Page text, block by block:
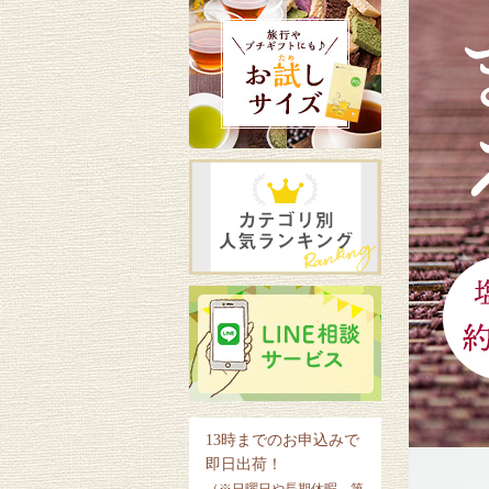
13時までのお申込みで
即日出荷！